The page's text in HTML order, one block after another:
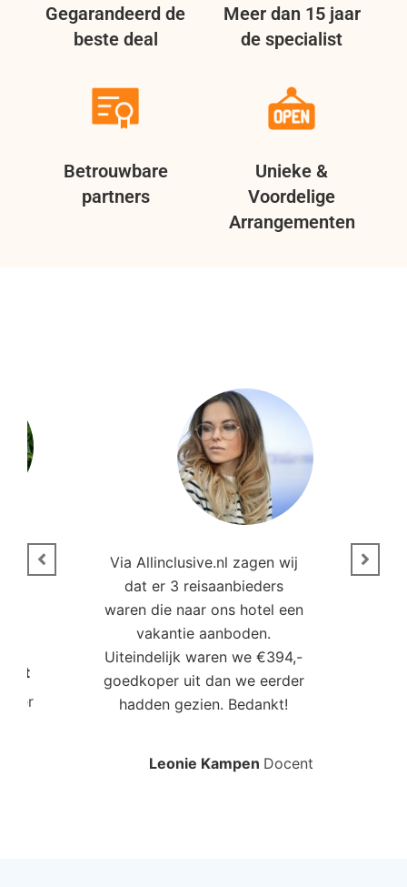
Gegarandeerd de
beste deal
Meer dan 15 jaar
de specialist
Betrouwbare
partners
Unieke &
Voordelige
Arrangementen
Via Allinclusive.nl zagen wij
dat er 3 reisaanbieders
waren die naar ons hotel een
vakantie aanboden.
Uiteindelijk waren we €394,-
goedkoper uit dan we eerder
hadden gezien. Bedankt!
Leonie Kampen Docent